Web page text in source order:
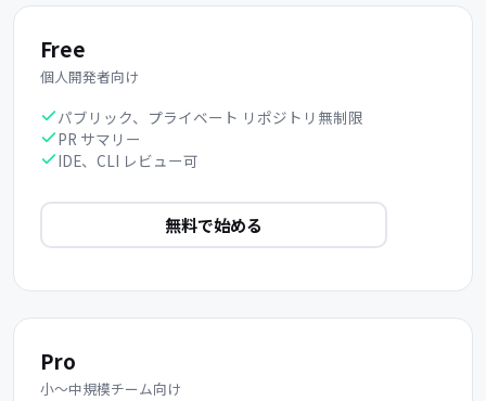
Free
個人開発者向け
パブリック、プライベート リポジトリ無制限
PR サマリー
IDE、CLI レビュー可
無料で始める
Pro
小〜中規模チーム向け